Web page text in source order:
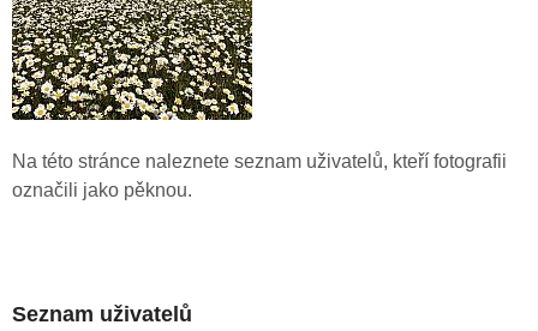
Na této stránce naleznete seznam uživatelů, kteří fotografii
označili jako pěknou.
Seznam uživatelů